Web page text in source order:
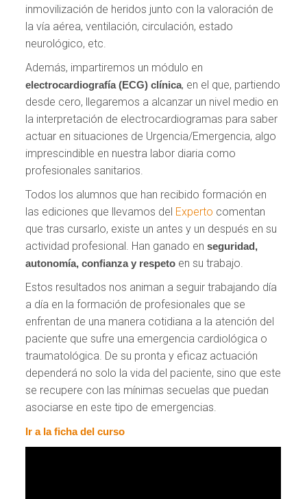
inmovilización de heridos junto con la valoración de
la vía aérea, ventilación, circulación, estado
neurológico, etc.
Además, impartiremos un módulo en
electrocardiografía (ECG) clínica, en el que, partiendo
desde cero, llegaremos a alcanzar un nivel medio en
la interpretación de electrocardiogramas para saber
actuar en situaciones de Urgencia/Emergencia, algo
imprescindible en nuestra labor diaria como
profesionales sanitarios.
Todos los alumnos que han recibido formación en
las ediciones que llevamos del Experto comentan
que tras cursarlo, existe un antes y un después en su
actividad profesional. Han ganado enseguridad,
autonomía, confianza y respeto en su trabajo.
Estos resultados nos animan a seguir trabajando día
a día en la formación de profesionales que se
enfrentan de una manera cotidiana a la atención del
paciente que sufre una emergencia cardiológica o
traumatológica. De su pronta y eficaz actuación
dependerá no solo la vida del paciente, sino que este
se recupere con las mínimas secuelas que puedan
asociarse en este tipo de emergencias.
Ir a la ficha del curso